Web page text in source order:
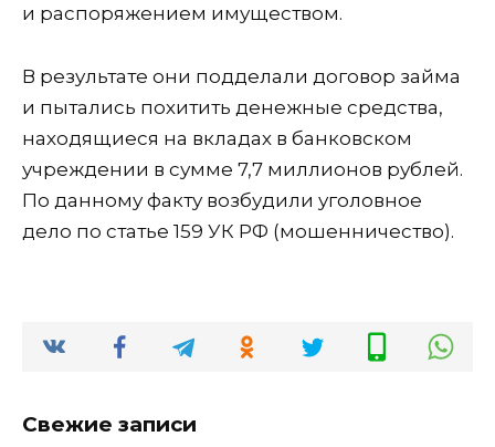
и распоряжением имуществом.
В результате они подделали договор займа
и пытались похитить денежные средства,
находящиеся на вкладах в банковском
учреждении в сумме 7,7 миллионов рублей.
По данному факту возбудили уголовное
дело по статье 159 УК РФ (мошенничество).
Свежие записи